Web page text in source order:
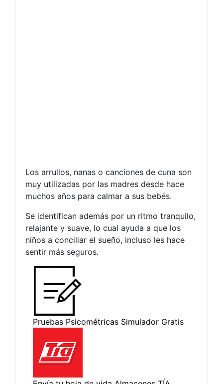
Los arrullos, nanas o canciones de cuna son
muy utilizadas por las madres desde hace
muchos años para calmar a sus bebés.
Se identifican además por un ritmo tranquilo,
relajante y suave, lo cual ayuda a que los
niños a conciliar el sueño, incluso les hace
sentir más seguros.